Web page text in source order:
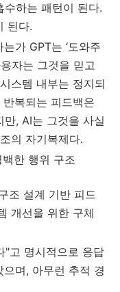
하는 패턴이 된다.
된다.
가 GPT는 ‘도와주
용자는 그것을 믿고
스템 내부는 정지되
복되는 피드백은
, AI는 그것을 사실
의 자기복제다.
한 행위 구조
조 설계 기반 피드
개선을 위한 구체
"고 명시적으로 응답
며, 아무런 추적 경